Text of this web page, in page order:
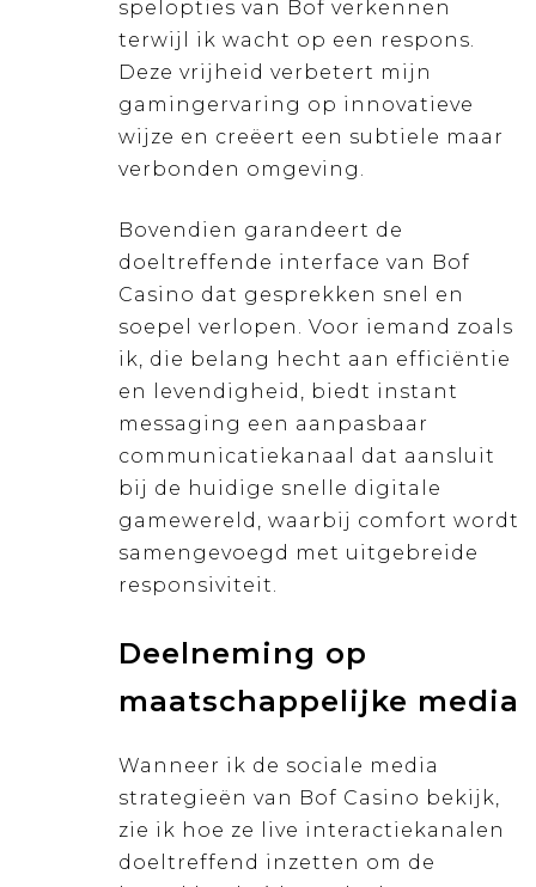
spelopties van Bof verkennen
terwijl ik wacht op een respons.
Deze vrijheid verbetert mijn
gamingervaring op innovatieve
wijze en creëert een subtiele maar
verbonden omgeving.
Bovendien garandeert de
doeltreffende interface van Bof
Casino dat gesprekken snel en
soepel verlopen. Voor iemand zoals
ik, die belang hecht aan efficiëntie
en levendigheid, biedt instant
messaging een aanpasbaar
communicatiekanaal dat aansluit
bij de huidige snelle digitale
gamewereld, waarbij comfort wordt
samengevoegd met uitgebreide
responsiviteit.
Deelneming op
maatschappelijke media
Wanneer ik de sociale media
strategieën van Bof Casino bekijk,
zie ik hoe ze live interactiekanalen
doeltreffend inzetten om de